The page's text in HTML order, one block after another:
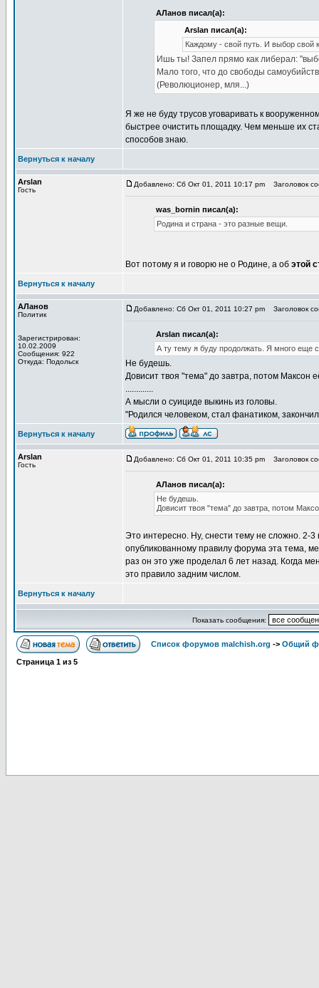
АЛанов писал(а):
Arslan писал(а):
Каждому - свой путь. И выбор свой
Ишь ты! Запел прямо как либерал:
Мало того, что до свободы
(Революционер, мля...)
Я же не буду трусов уговаривать к
быстрее очистить площадку. Чем меньше их
способов знаю.
Вернуться к началу
Arslan
Гость
Добавлено: Сб Окт 01, 2011 10:17 pm Заголовок
was_bornin писал(а):
Родина и страна - это разные вещи.
Вот потому я и говорю не о Родине, а об этой
Вернуться к началу
АЛанов
Политик
Зарегистрирован:
10.02.2009
Сообщения: 922
Откуда: Подольск
Добавлено: Сб Окт 01, 2011 10:27 pm Заголовок
Arslan писал(а):
А ту тему я буду продолжать. Я много еще
Не будешь.
Довисит твоя "тема" до завтра, потом Максон
.............
А мысли о суициде выкинь из головы.
"Родился человеком, стал фанатиком,
Вернуться к началу
Arslan
Гость
Добавлено: Сб Окт 01, 2011 10:35 pm Заголовок
АЛанов писал(а):
Не будешь.
Довисит твоя "тема" до завтра, потом
Это интересно. Ну, снести тему не сложно. 2-
опубликованному правилу форума эта тема,
раз он это уже проделал 6 лет назад. Когда
это правило задним числом.
Вернуться к началу
Показать сообщения:
Список форумов malchish.org -> Общий
Страница 1 из 5